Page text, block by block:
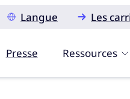
Langue
Les
Presse Ressources